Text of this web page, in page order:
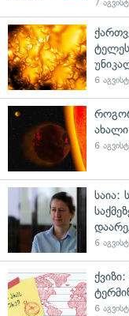
7
6
6
საია:
6
6